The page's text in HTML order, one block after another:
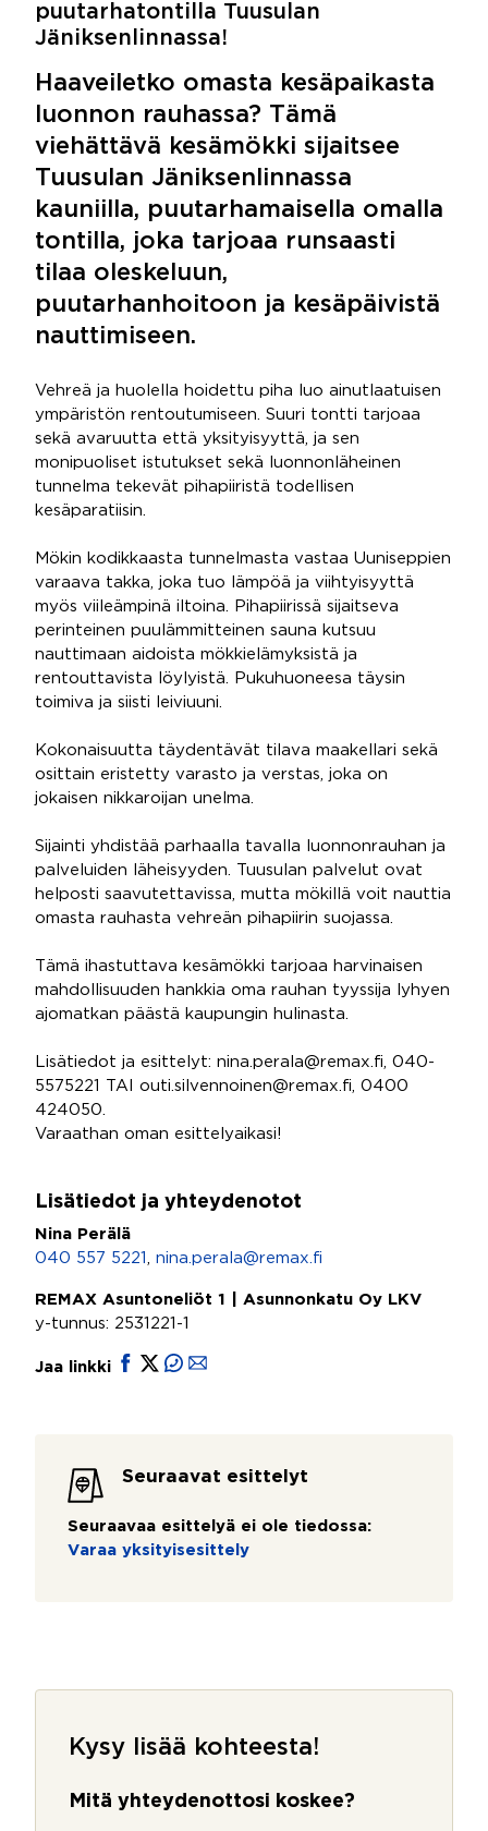
puutarhatontilla Tuusulan
Jäniksenlinnassa!
Haaveiletko omasta kesäpaikasta
luonnon rauhassa? Tämä
viehättävä kesämökki sijaitsee
Tuusulan Jäniksenlinnassa
kauniilla, puutarhamaisella omalla
tontilla, joka tarjoaa runsaasti
tilaa oleskeluun,
puutarhanhoitoon ja kesäpäivistä
nauttimiseen.
Vehreä ja huolella hoidettu piha luo ainutlaatuisen
ympäristön rentoutumiseen. Suuri tontti tarjoaa
sekä avaruutta että yksityisyyttä, ja sen
monipuoliset istutukset sekä luonnonläheinen
tunnelma tekevät pihapiiristä todellisen
kesäparatiisin.
Mökin kodikkaasta tunnelmasta vastaa Uuniseppien
varaava takka, joka tuo lämpöä ja viihtyisyyttä
myös viileämpinä iltoina. Pihapiirissä sijaitseva
perinteinen puulämmitteinen sauna kutsuu
nauttimaan aidoista mökkielämyksistä ja
rentouttavista löylyistä. Pukuhuoneesa täysin
toimiva ja siisti leiviuuni.
Kokonaisuutta täydentävät tilava maakellari sekä
osittain eristetty varasto ja verstas, joka on
jokaisen nikkaroijan unelma.
Sijainti yhdistää parhaalla tavalla luonnonrauhan ja
palveluiden läheisyyden. Tuusulan palvelut ovat
helposti saavutettavissa, mutta mökillä voit nauttia
omasta rauhasta vehreän pihapiirin suojassa.
Tämä ihastuttava kesämökki tarjoaa harvinaisen
mahdollisuuden hankkia oma rauhan tyyssija lyhyen
ajomatkan päästä kaupungin hulinasta.
Lisätiedot ja esittelyt: nina.perala@remax.fi, 040-
5575221 TAI outi.silvennoinen@remax.fi, 0400
424050.
Varaathan oman esittelyaikasi!
Lisätiedot ja yhteydenotot
Nina Perälä
040 557 5221
nina.perala@remax.fi
REMAX Asuntoneliöt 1 | Asunnonkatu Oy LKV
y-tunnus: 2531221-1
Jaa linkki
Seuraavat esittelyt
Seuraavaa esittelyä ei ole tiedossa:
Varaa yksityisesittely
Kysy lisää kohteesta!
Mitä yhteydenottosi koskee?